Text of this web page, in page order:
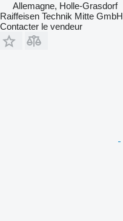
Allemagne, Holle-Grasdorf
Raiffeisen Technik Mitte GmbH
Contacter le vendeur